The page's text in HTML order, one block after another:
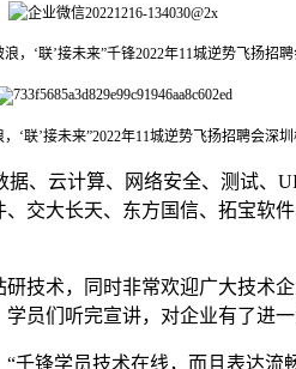
，‘联’接未来”千锋2022年11城逆势飞扬招
‘联’接未来”2022年11城逆势飞扬招聘会深
云计算、网络安全、测试、
交大长天、东方国信、拓宝软
术，同时非常欢迎广大技术
员们听完宣讲，对企业有了进
学员技术在线，而且表达流